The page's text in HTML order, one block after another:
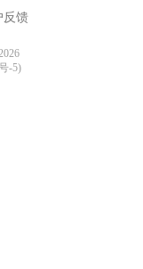
反馈
-5)